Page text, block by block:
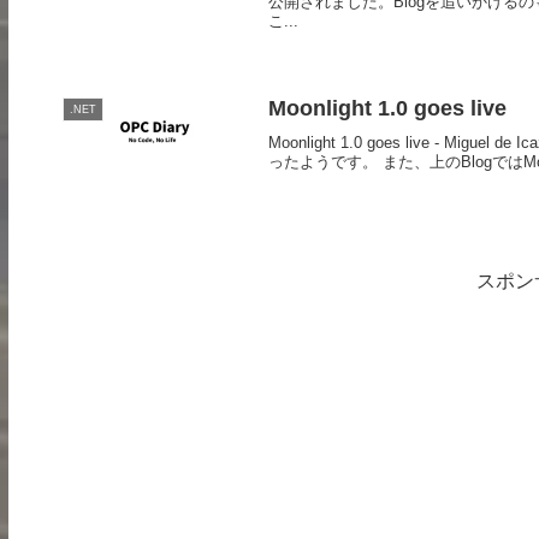
こ...
.NET Moonlight 1.0 goes live
Moonlight 1.0 goes live - Miguel de
ったようです。 また、上のBlogでは
スポ